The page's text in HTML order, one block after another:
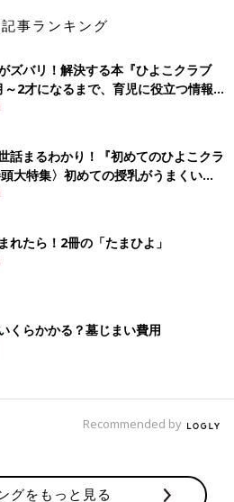
事ランキング
ズバリ！解決する本『ひよこクラブ
2才になるまで、育児に役立つ情報が
話まるわかり！『初めてのひよこクラ
大特集〉初めての授乳がうまくい
ミルクの基本と夏のトラブル 解決テ
れたら！2冊の「たまひよ」
くらかかる？墓じまい費用
Recommended by
グをもっと見る